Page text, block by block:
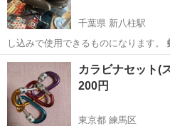
千葉県 新八柱駅
し込みで使用できるものになります。
ョン、専用電源…
千葉 松戸市 新八柱駅 ベビ
カラビナセット(
200円
東京都 練馬区